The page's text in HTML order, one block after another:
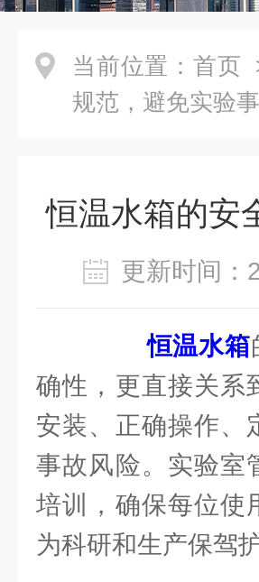
当前位置： 首页
规范，避免实验
恒温水箱的安
更新时间
恒温水箱
确性，更直接关系
安装、正确操作、
事故风险。实验室
培训，确保每位使
为科研和生产保驾护